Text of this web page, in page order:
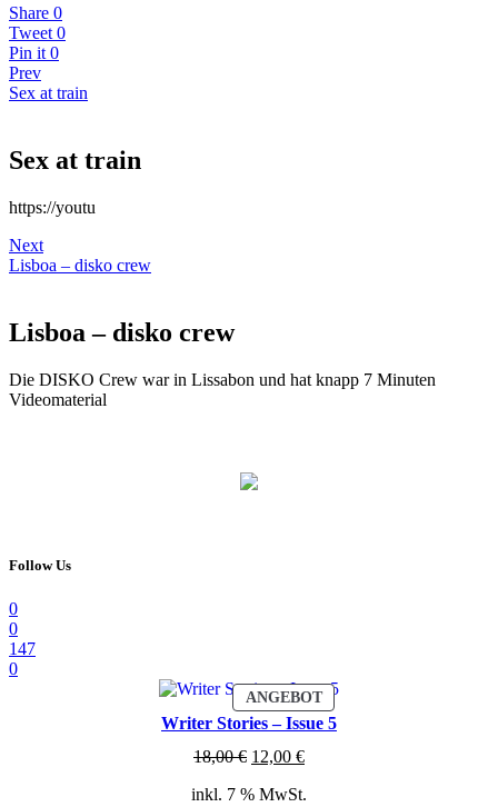
Share 0
Tweet 0
Pin it 0
Prev
Sex at train
Sex at train
https://youtu
Next
Lisboa – disko crew
Lisboa – disko crew
Die DISKO Crew war in Lissabon und hat knapp 7 Minuten
Videomaterial
Follow Us
0
0
147
0
ANGEBOTPRODUKT
IM
ANGEBOT
Writer Stories – Issue 5
18,00€ Ursprünglicher
war:
12,00 €Aktueller
ist:
inkl. 7 % MwSt.